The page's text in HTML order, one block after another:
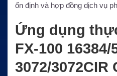
ổn định và hợp đồng dịch vụ
Ứng dụng
FX-100 16384/
3072/3072CIR